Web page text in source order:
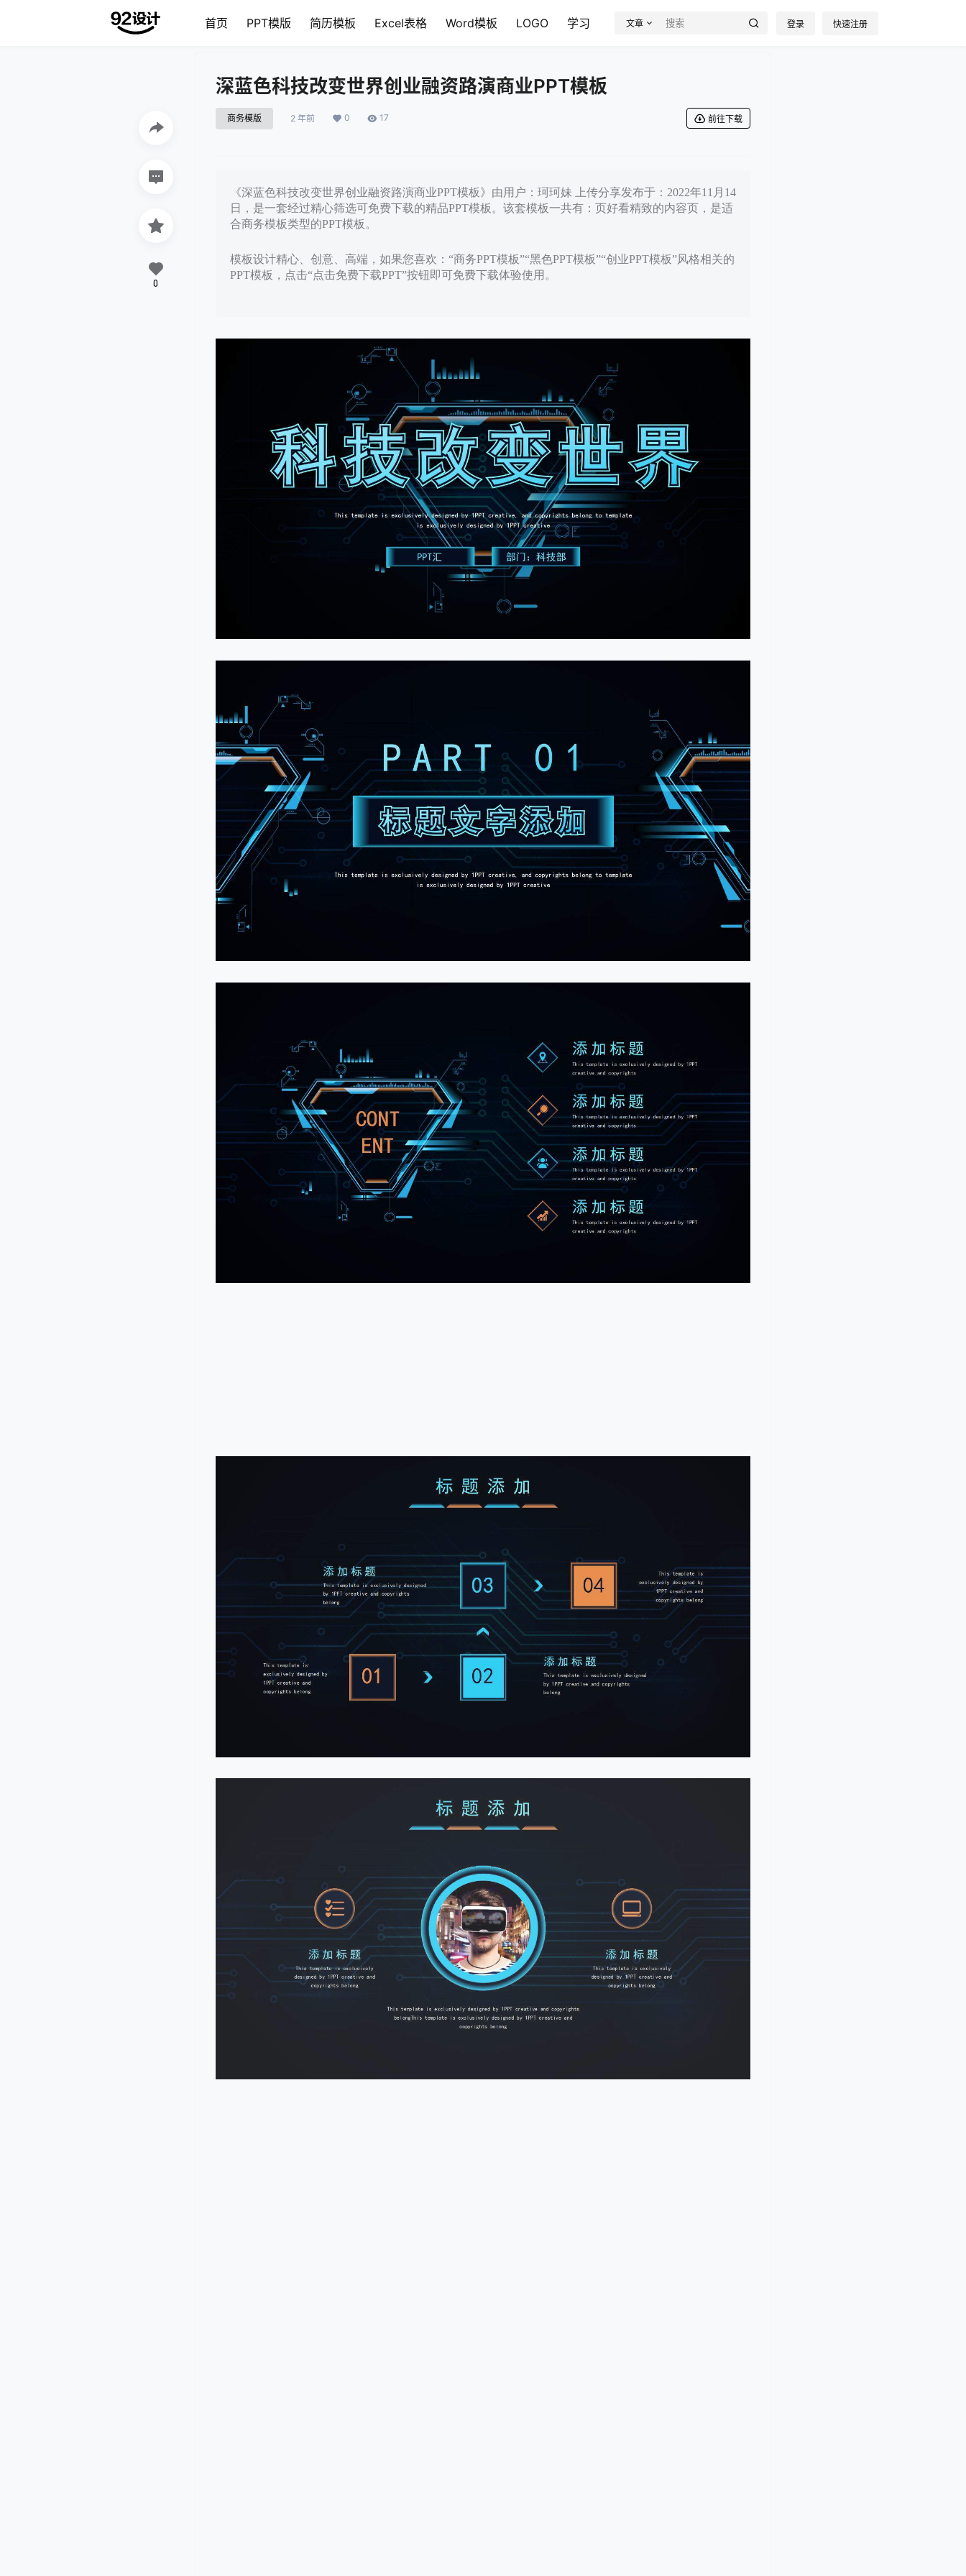
首页 PPT模版 简历模板 Excel表格 Word模板 LOGO 学习 文章 登录 快速注册
深蓝色科技改变世界创业融资路演商业PPT模板
商务模版 2 年前 0 17 前往下载
《深蓝色科技改变世界创业融资路演商业PPT模板》由用户：珂珂妹 上传分享发布于：2022年11月14
日，是一套经过精心筛选可免费下载的精品PPT模板。该套模板一共有：页好看精致的内容页，是适
合商务模板类型的PPT模板。
模板设计精心、创意、高端，如果您喜欢：“商务PPT模板”“黑色PPT模板”“创业PPT模板”风格相关的
PPT模板，点击“点击免费下载PPT”按钮即可免费下载体验使用。
0